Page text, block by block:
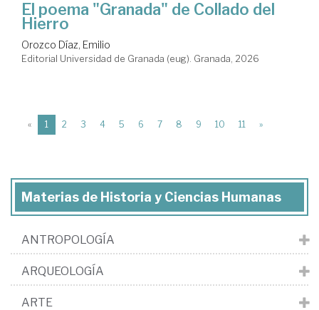
El poema "Granada" de Collado del
Hierro
Orozco Díaz, Emilio
Editorial Universidad de Granada (eug). Granada, 2026
« 1 (current)
2 3 4 5 6 7 8 9 10 11 »
Materias de Historia y Ciencias Humanas
ANTROPOLOGÍA
ARQUEOLOGÍA
ARTE